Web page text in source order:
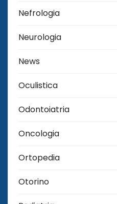
Nefrologia
Neurologia
News
Oculistica
Odontoiatria
Oncologia
Ortopedia
Otorino